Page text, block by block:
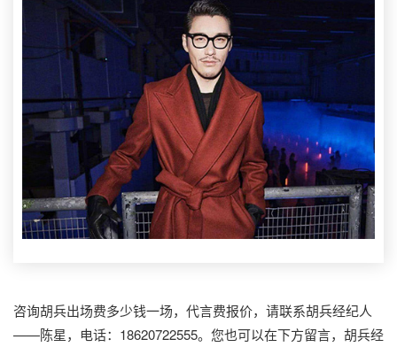
咨询胡兵出场费多少钱一场，代言费报价，请联系胡兵经纪人
——陈星，电话：18620722555。您也可以在下方留言，胡兵经